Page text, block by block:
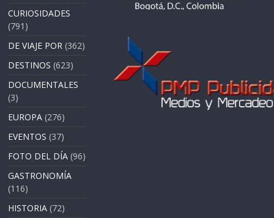
CURIOSIDADES
(791)
DE VIAJE POR (362)
DESTINOS (623)
DOCUMENTALES
(3)
EUROPA (276)
EVENTOS (37)
FOTO DEL DÍA (96)
GASTRONOMÍA
(116)
HISTORIA (72)